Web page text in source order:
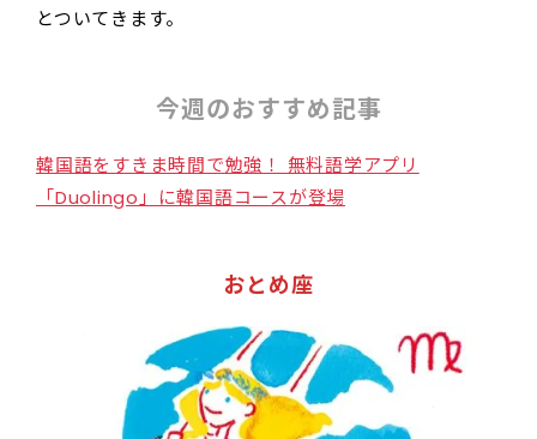
とついてきます。
今週のおすすめ記事
韓国語をすきま時間で勉強！ 無料語学アプリ
「Duolingo」に韓国語コースが登場
おとめ座